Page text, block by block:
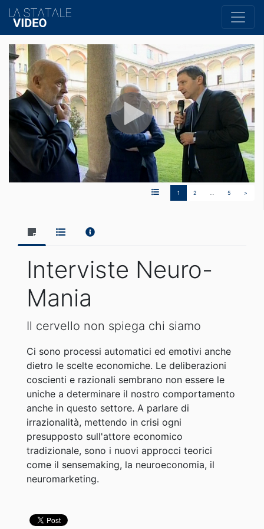
1 2 5 >
Interviste Neuro-
Mania
Il cervello non spiega chi siamo
Ci sono processi automatici ed emotivi anche
dietro le scelte economiche. Le deliberazioni
coscienti e razionali sembrano non essere le
uniche a determinare il nostro comportamento
anche in questo settore. A parlare di
irrazionalità, mettendo in crisi ogni
presupposto sull'attore economico
tradizionale, sono i nuovi approcci teorici
come il sensemaking, la neuroeconomia, il
neuromarketing.